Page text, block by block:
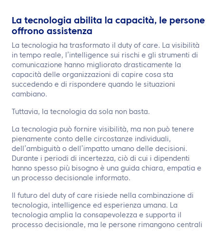
La tecnologia abilita la capacità, le persone
offrono assistenza
La tecnologia ha trasformato il duty of care. La visibilità
in tempo reale, l’intelligence sui rischi e gli strumenti di
comunicazione hanno migliorato drasticamente la
capacità delle organizzazioni di capire cosa sta
succedendo e di rispondere quando le situazioni
cambiano.
Tuttavia, la tecnologia da sola non basta.
La tecnologia può fornire visibilità, ma non può tenere
pienamente conto delle circostanze individuali,
dell’ambiguità o dell’impatto umano delle decisioni.
Durante i periodi di incertezza, ciò di cui i dipendenti
hanno spesso più bisogno è una guida chiara, empatia e
un processo decisionale informato.
Il futuro del duty of care risiede nella combinazione di
tecnologia, intelligence ed esperienza umana. La
tecnologia amplia la consapevolezza e supporta il
processo decisionale, ma le persone rimangono centrali